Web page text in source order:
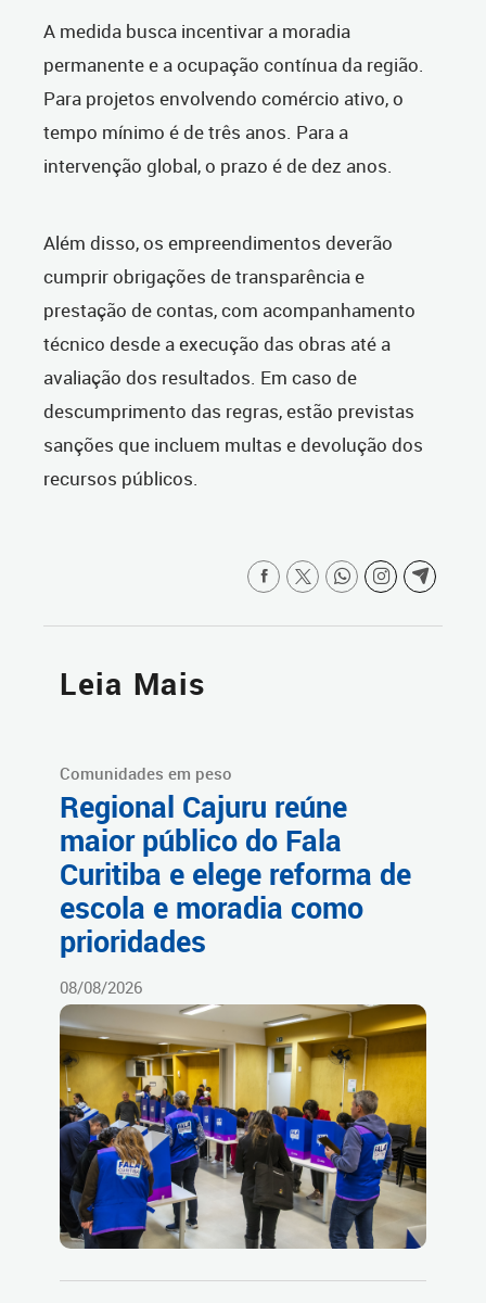
A medida busca incentivar a moradia
permanente e a ocupação contínua da região.
Para projetos envolvendo comércio ativo, o
tempo mínimo é de três anos. Para a
intervenção global, o prazo é de dez anos.
Além disso, os empreendimentos deverão
cumprir obrigações de transparência e
prestação de contas, com acompanhamento
técnico desde a execução das obras até a
avaliação dos resultados. Em caso de
descumprimento das regras, estão previstas
sanções que incluem multas e devolução dos
recursos públicos.
Leia Mais
Comunidades em peso
Regional Cajuru reúne
maior público do Fala
Curitiba e elege reforma de
escola e moradia como
prioridades
08/08/2026